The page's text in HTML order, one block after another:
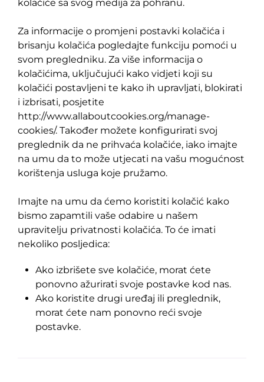
kolačiće sa svog medija za pohranu.
Za informacije o promjeni postavki kolačića i
brisanju kolačića pogledajte funkciju pomoći u
svom pregledniku. Za više informacija o
kolačićima, uključujući kako vidjeti koji su
kolačići postavljeni te kako ih upravljati, blokirati
i izbrisati, posjetite
http://www.allaboutcookies.org/manage-
cookies/. Također možete konfigurirati svoj
preglednik da ne prihvaća kolačiće, iako imajte
na umu da to može utjecati na vašu mogućnost
korištenja usluga koje pružamo.
Imajte na umu da ćemo koristiti kolačić kako
bismo zapamtili vaše odabire u našem
upravitelju privatnosti kolačića. To će imati
nekoliko posljedica:
Ako izbrišete sve kolačiće, morat ćete
ponovno ažurirati svoje postavke kod nas.
Ako koristite drugi uređaj ili preglednik,
morat ćete nam ponovno reći svoje
postavke.